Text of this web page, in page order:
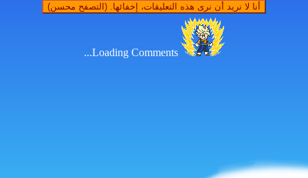
أنا لا نريد أن نرى هذه التعليقات، إخفائها. (التصفح محسن)
Loading Comments...